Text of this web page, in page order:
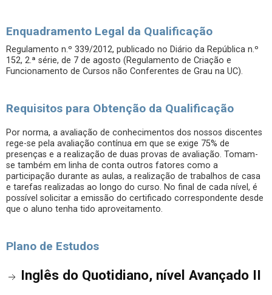
Enquadramento Legal da Qualificação
Regulamento n.º 339/2012, publicado no Diário da República n.º
152, 2.ª série, de 7 de agosto (Regulamento de Criação e
Funcionamento de Cursos não Conferentes de Grau na UC).
Requisitos para Obtenção da Qualificação
Por norma, a avaliação de conhecimentos dos nossos discentes
rege-se pela avaliação contínua em que se exige 75% de
presenças e a realização de duas provas de avaliação. Tomam-
se também em linha de conta outros fatores como a
participação durante as aulas, a realização de trabalhos de casa
e tarefas realizadas ao longo do curso. No final de cada nível, é
possível solicitar a emissão do certificado correspondente desde
que o aluno tenha tido aproveitamento.
Plano de Estudos
Inglês do Quotidiano, nível Avançado II